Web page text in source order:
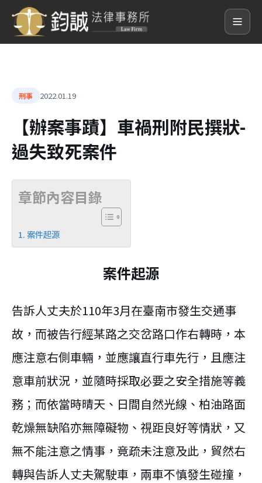
刑事 2022.01.19
【辦案事蹟】車禍刑附民撰狀-
過失致死案件
章節內容目錄
案件起源
案件起源
告訴人丈夫於110年3月在臺南市發生交通事
故，而被告行經某路之交岔路口作右轉時，本
應注意右側車輛，並應讓直行車先行，且應注
意車前狀況，並隨時採取必要之安全措施等義
務；而依當時晴天、日間自然光線、柏油路面
乾燥無缺陷亦無障礙物、視距良好等情狀，又
無不能注意之情事，竟疏未注意及此，貿然右
轉與告訴人丈夫駕駛車，兩車不慎發生碰撞，